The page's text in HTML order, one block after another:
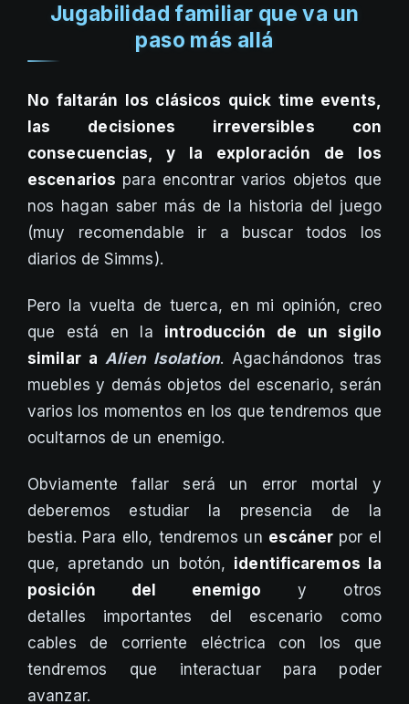
Jugabilidad familiar que va un
paso más allá
No faltarán los clásicos quick time events,
las decisiones irreversibles con
consecuencias, y la exploración de los
escenarios para encontrar varios objetos que
nos hagan saber más de la historia del juego
(muy recomendable ir a buscar todos los
diarios de Simms).
Pero la vuelta de tuerca, en mi opinión, creo
que está en la introducción de un sigilo
similar a Alien Isolation. Agachándonos tras
muebles y demás objetos del escenario, serán
varios los momentos en los que tendremos que
ocultarnos de un enemigo.
Obviamente fallar será un error mortal y
deberemos estudiar la presencia de la
bestia. Para ello, tendremos un escáner por el
que, apretando un botón, identificaremos la
posición del enemigo y otros
detalles importantes del escenario como
cables de corriente eléctrica con los que
tendremos que interactuar para poder
avanzar.